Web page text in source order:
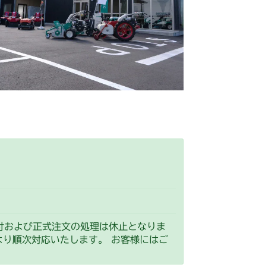
ト(High CE AU USA)
ト(High CE USA)
本体 FIG27 刈刃リンク
よび正式注文の処理は休止となりま
順次対応いたします。 お客様にはご